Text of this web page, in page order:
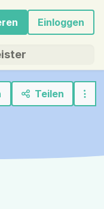
Einloggen
Teilen